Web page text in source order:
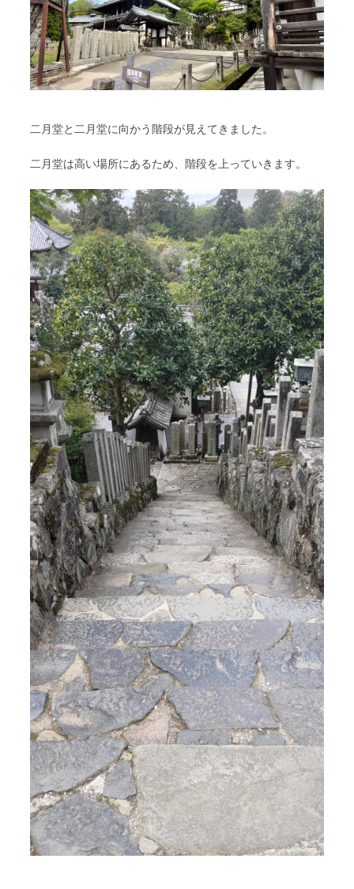
二月堂と二月堂に向かう階段が見えてきました。
二月堂は高い場所にあるため、階段を上っていきます。